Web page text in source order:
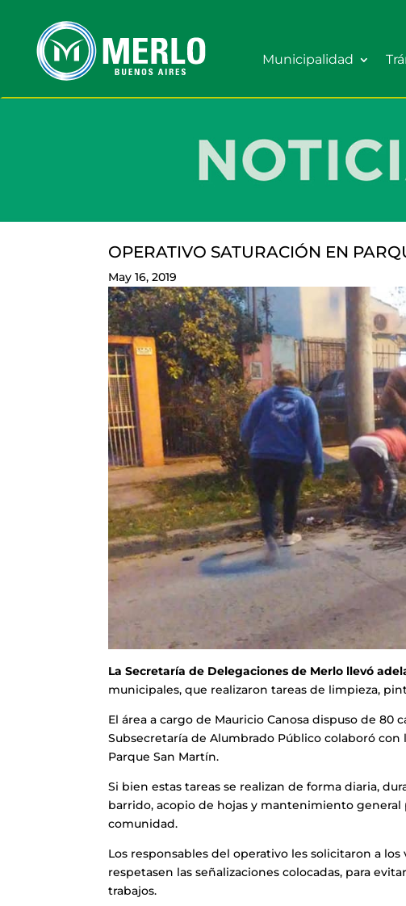
Municipalidad
OPERATIVO SATURACIÓN EN
May 16, 2019
La Secretaría de Delegaciones de Merlo llevó
municipales, que realizaron tareas de limpieza,
El área a cargo de Mauricio Canosa dispuso de 80
Subsecretaría de Alumbrado Público colaboró
Parque San Martín.
Si bien estas tareas se realizan de forma diaria,
barrido, acopio de hojas y mantenimiento
comunidad.
Los responsables del operativo les solicitaron a
respetasen las señalizaciones colocadas, para
trabajos.